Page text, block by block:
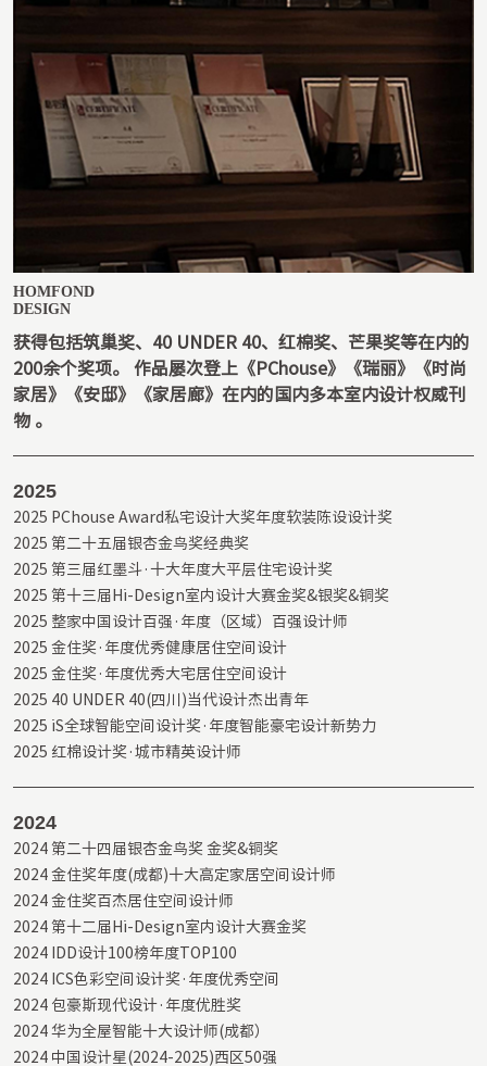
HOMFOND
DESIGN
获得包括筑巢奖、40 UNDER 40、红棉奖、芒果奖等在内的
200余个奖项。 作品屡次登上《PChouse》《瑞丽》《时尚
家居》《安邸》《家居廊》在内的国内多本室内设计权威刊
物 。
2025
2025 PChouse Award私宅设计大奖年度软装陈设设计奖
2025 第二十五届银杏金鸟奖经典奖
2025 第三届红墨斗·十大年度大平层住宅设计奖
2025 第十三届Hi-Design室内设计大赛金奖&银奖&铜奖
2025 整家中国设计百强·年度（区域）百强设计师
2025 金住奖·年度优秀健康居住空间设计
2025 金住奖·年度优秀大宅居住空间设计
2025 40 UNDER 40(四川)当代设计杰出青年
2025 iS全球智能空间设计奖·年度智能豪宅设计新势力
2025 红棉设计奖·城市精英设计师
2024
2024 第二十四届银杏金鸟奖 金奖&铜奖
2024 金住奖年度(成都)十大高定家居空间设计师
2024 金住奖百杰居住空间设计师
2024 第十二届Hi-Design室内设计大赛金奖
2024 IDD设计100榜年度TOP100
2024 ICS色彩空间设计奖·年度优秀空间
2024 包豪斯现代设计·年度优胜奖
2024 华为全屋智能十大设计师(成都）
2024 中国设计星(2024-2025)西区50强